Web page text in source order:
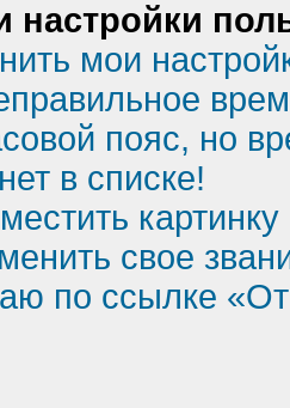
настройки
мои
пояс, но
в списке!
свое
по ссылке